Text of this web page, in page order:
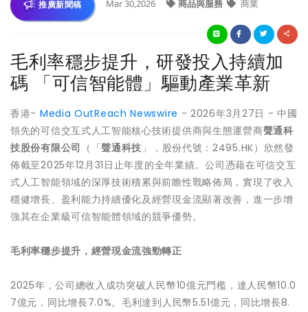
推廣新聞稿 Mar 30,2026 商品與服務 商業
毛利率穩步提升，研發投入持續加
碼 「可信智能體」驅動產業革新
香港- Media OutReach Newswire - 2026年3月27日 - 中國
領先的可信交互式人工智能核心技術提供商與生態運營商聲通科
技股份有限公司 （「聲通科技」，股份代號：2495.HK）欣然發
佈截至2025年12月31日止年度的全年業績。公司憑藉在可信交互
式人工智能領域的深厚技術積累與前瞻性戰略佈局，實現了收入
穩健增長、盈利能力持續優化及經營現金流顯著改善，進一步增
強其在企業級可信智能體領域的競爭優勢。
毛利率穩步提升，經營現金流強勁轉正
2025年，公司總收入成功突破人民幣10億元門檻，達人民幣10.0
7億元，同比增長7.0%。毛利達到人民幣5.51億元，同比增長8.